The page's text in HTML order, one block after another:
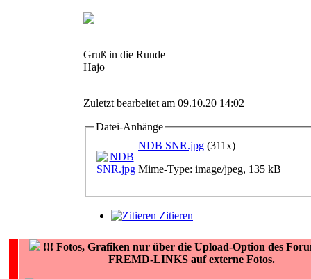
Gruß in die Runde
Hajo
Zuletzt bearbeitet am 09.10.20 14:02
Datei-Anhänge
NDB SNR.jpg (311x)
Mime-Type: image/jpeg, 135 kB
Zitieren
!!! Fotos, Grafiken nur über die Upload-Option des
FREMD-LINKS auf externe Fotos.